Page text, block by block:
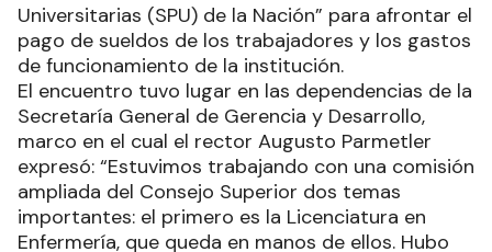
Universitarias (SPU) de la Nación” para afrontar el
pago de sueldos de los trabajadores y los gastos
de funcionamiento de la institución.
El encuentro tuvo lugar en las dependencias de la
Secretaría General de Gerencia y Desarrollo,
marco en el cual el rector Augusto Parmetler
expresó: “Estuvimos trabajando con una comisión
ampliada del Consejo Superior dos temas
importantes: el primero es la Licenciatura en
Enfermería, que queda en manos de ellos. Hubo